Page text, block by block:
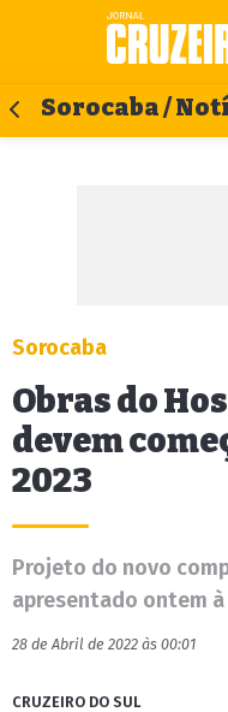
Sorocaba /
Sorocaba
Obras do
devem
2023
Projeto do novo
apresentado ontem
28 de Abril de 2022 às 00:01
CRUZEIRO DO SUL